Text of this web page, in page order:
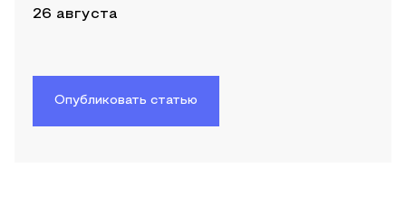
26 августа
Опубликовать статью